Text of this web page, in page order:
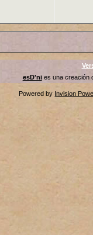
esD'nies una creación
Powered by Invision